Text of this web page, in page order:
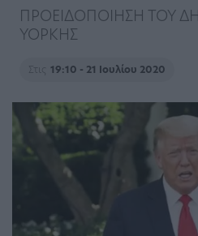
ΠΡΟΕΙΔΟΠΟΙΗΣΗ ΤΟΥ
ΥΟΡΚΗΣ
Στις 19:10 - 21 Ιουλίου 2020